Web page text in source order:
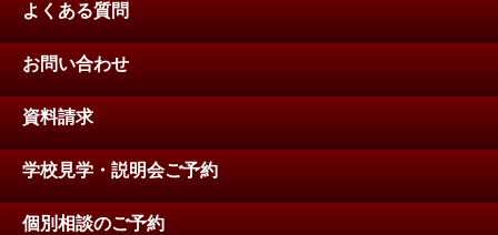
よくある質問
お問い合わせ
資料請求
学校見学・説明会ご予約
個別相談のご予約